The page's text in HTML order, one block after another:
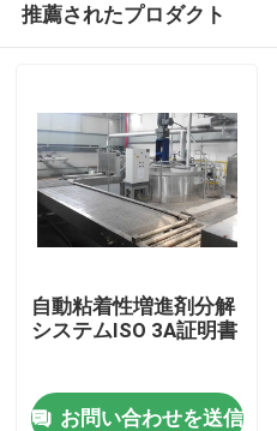
推薦されたプロダクト
自動粘着性増進剤分解
システムISO 3A証明書
お問い合わせを送信